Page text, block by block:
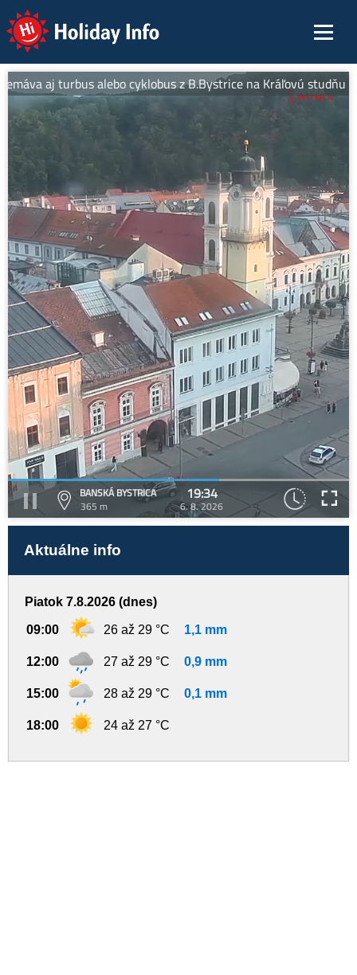
Holiday Info
aj turbus alebo cyklobus z B.Bystrice na Kráľovú studňu
BANSKÁ BYSTRICA
365 m
19:34
6. 8. 2026
Aktuálne info
Piatok 7.8.2026 (dnes)
09:00 26 až 29 °C 1,1 mm
12:00 27 až 29 °C 0,9 mm
15:00 28 až 29 °C 0,1 mm
18:00 24 až 27 °C